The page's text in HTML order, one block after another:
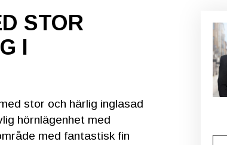
STOR
I
stor och härlig inglasad
hörnlägenhet med
med fantastisk fin